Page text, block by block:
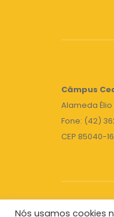
Câmpus
Alameda
Fone: (42)
CEP 85040-
Nós usamos cookies